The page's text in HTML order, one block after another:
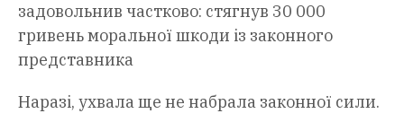
задовольнив частково: стягнув 30 000
гривень моральної шкоди із законного
представника
Наразі, ухвала ще не набрала законної сили.